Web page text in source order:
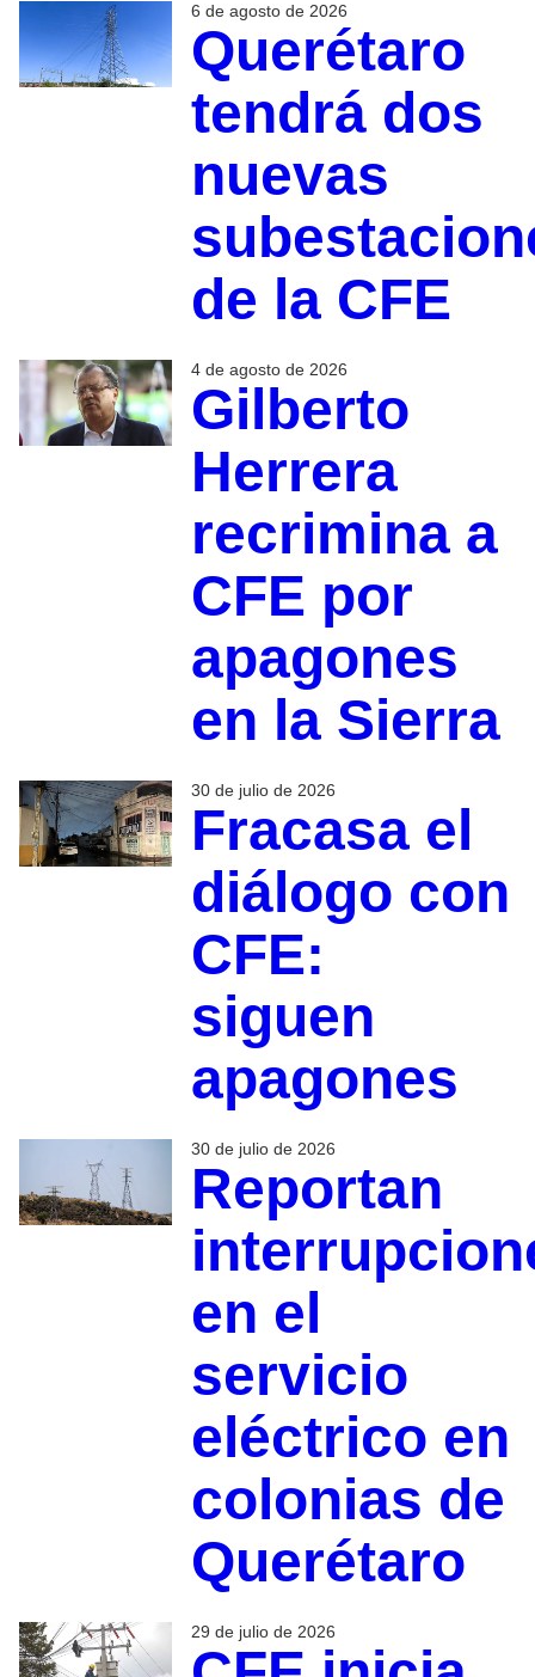
6 de agosto de 2026
Querétaro
tendrá dos
nuevas
de la CFE
4 de agosto de 2026
Gilberto
Herrera
recrimina a
CFE por
apagones
en la Sierra
30 de julio de 2026
Fracasa el
diálogo con
CFE:
siguen
apagones
30 de julio de 2026
Reportan
en el
servicio
eléctrico en
colonias de
Querétaro
29 de julio de 2026